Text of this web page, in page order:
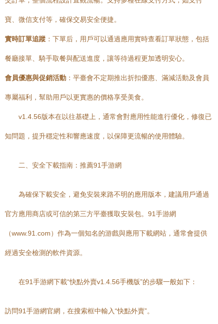
寶、微信支付等，確保交易安全便捷。
實時訂單追蹤 ：下單后，用戶可以通過應用實時查看訂單狀態，包括
餐廳接單、騎手取餐與配送進度，讓等待過程更加透明安心。
會員優惠與促銷活動 ：平臺會不定期推出折扣優惠、滿減活動及會員
專屬福利，幫助用戶以更實惠的價格享受美食。
v1.4.56版本在以往基礎上，通常會對應用性能進行優化，修復已
知問題，提升穩定性和響應速度，以保障更流暢的使用體驗。
二、安全下載指南：推薦91手游網
為確保下載安全，避免安裝來路不明的應用版本，建議用戶通過
官方應用商店或可信的第三方平臺獲取安裝包。91手游網
（www.91.com）作為一個知名的游戲與應用下載網站，通常會提供
經過安全檢測的軟件資源。
在91手游網下載“快點外賣v1.4.56手機版”的步驟一般如下：
訪問91手游網官網，在搜索框中輸入“快點外賣”。